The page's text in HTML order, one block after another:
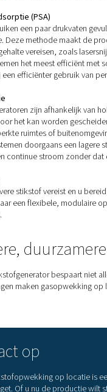
en bierproductie
een belangrijke rol
koolstofvorming te
van
en laboratoria
en
constante,
De stikstofopwekking
van externe
steeds vaker
overspray en
in de automobiel-,
om ter
. Elk heeft